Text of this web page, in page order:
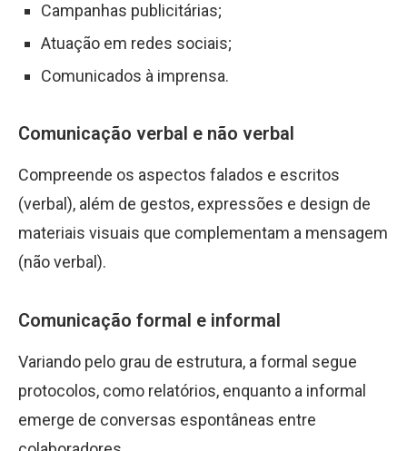
Campanhas publicitárias;
Atuação em redes sociais;
Comunicados à imprensa.
Comunicação verbal e não verbal
Compreende os aspectos falados e escritos
(verbal), além de gestos, expressões e design de
materiais visuais que complementam a mensagem
(não verbal).
Comunicação formal e informal
Variando pelo grau de estrutura, a formal segue
protocolos, como relatórios, enquanto a informal
emerge de conversas espontâneas entre